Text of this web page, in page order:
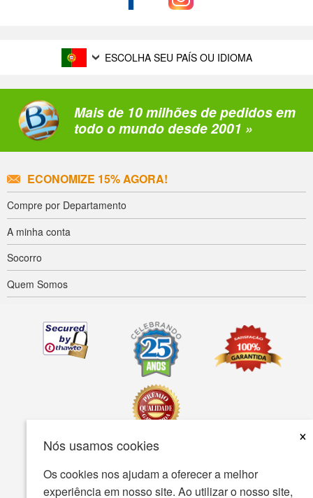
Nós usamos cookies
×
Os cookies nos ajudam a oferecer a melhor
experiência em nosso site. Ao utilizar o nosso site,
ESCOLHA SEU PAÍS OU IDIOMA
Mais de 10 milhões de pedidos em
todo o mundo desde 2001 »
ECONOMIZE 15% AGORA!
Compre por Departamento
A minha conta
Socorro
Quem Somos
Acessibilidade Termos de uso política de Privacidade
A política de segurança